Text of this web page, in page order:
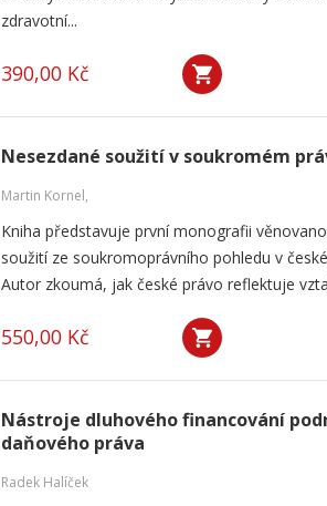
zdravotní...
390,00 Kč
Nesezdané soužití v soukromém
Martin Kornel,
Kniha představuje první monografii
soužití ze soukromoprávního pohledu v
Autor zkoumá, jak české právo reflektuje
550,00 Kč
Nástroje dluhového financování
daňového práva
Radek Halíček